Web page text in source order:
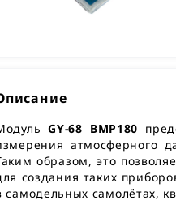
GY-68 BMP180
атмосферного
образом, это
создания таких
самодельных самолётах,